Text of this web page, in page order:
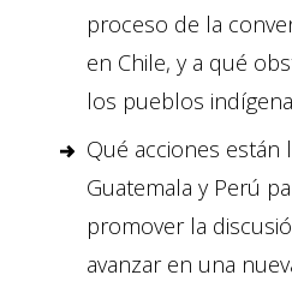
proceso de la
en Chile, y a qué
los pueblos
Qué acciones están
Guatemala y Perú
promover la
avanzar en una